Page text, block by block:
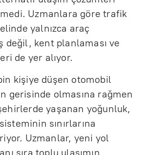
Uzmanlara göre trafik
yalnızca araç
değil, kent planlaması ve
de yer alıyor.
kişiye düşen otomobil
gerisinde olmasına rağmen
yaşanan yoğunluk,
sınırlarına
Uzmanlar, yeni yol
sıra toplu ulaşımın